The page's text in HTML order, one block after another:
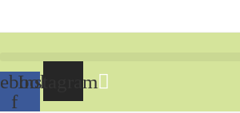
f
Instagram